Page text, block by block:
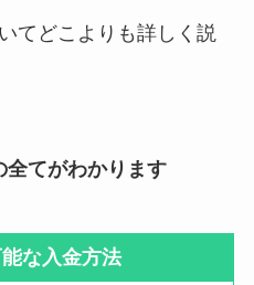
てどこよりも詳しく説
全てがわかります
な入金方法